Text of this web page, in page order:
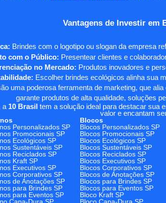
Vantagens de Investir em
Brindes com o logotipo ou slogan da empresa
com o Público: Presentear clientes e
no Mercado: Produtos inovadores e
Escolher brindes ecológicos alinha sua
uma poderosa ferramenta de marketing, que
garante produtos de alta qualidade, soluções
a 10 Brasil tem a solução ideal para destacar sua
valor e encantam
Blocos
Personalizados SP Blocos Personalizados SP
Promocionais SP Blocos Promocionais SP
Ecológicos SP Blocos Ecológicos SP
Sustentáveis SP Blocos Sustentáveis SP
Reciclados SP Blocos Reciclados SP
Kraft SP Blocos Executivos SP
Executivos SP Blocos Corporativos SP
Corporativos SP Blocos de Anotações SP
de Anotações SP Blocos para Brindes SP
para Brindes SP Blocos para Eventos SP
para Eventos SP Bloco Kraft SP